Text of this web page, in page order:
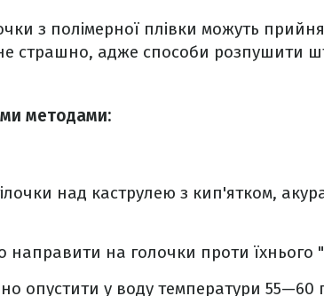
з полімерної плівки можуть
страшно, адже способи розпушити
методами:
над каструлею з кип'ятком,
направити на голочки проти їхнього
опустити у воду температури 55—60